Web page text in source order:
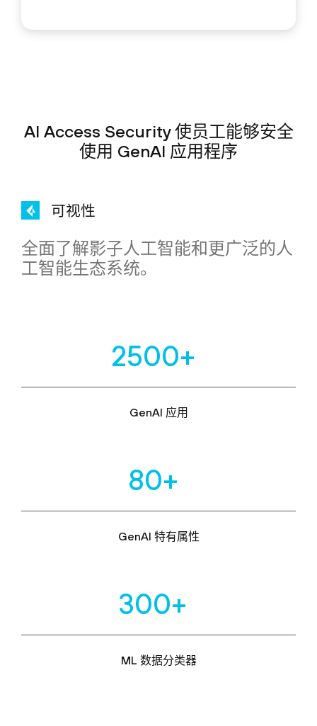
AI Access Security 使员工能够安全
使用 GenAI 应用程序
可视性
全面了解影子人工智能和更广泛的人
工智能生态系统。
2500+
GenAI 应用
80+
GenAI 特有属性
300+
ML 数据分类器